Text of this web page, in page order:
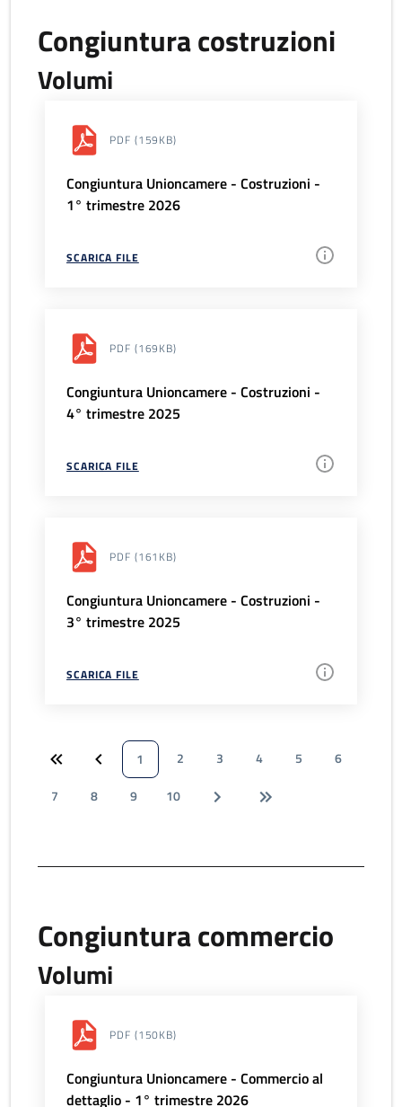
Congiuntura costruzioni
Volumi
PDF (159KB)
Congiuntura Unioncamere - Costruzioni -
1° trimestre 2026
SCARICA FILE
PDF (169KB)
Congiuntura Unioncamere - Costruzioni -
4° trimestre 2025
SCARICA FILE
PDF (161KB)
Congiuntura Unioncamere - Costruzioni -
3° trimestre 2025
SCARICA FILE
1 2 3 4 5
6
7
8 9 10
Congiuntura commercio
Volumi
PDF (150KB)
Congiuntura Unioncamere - Commercio al
dettaglio - 1° trimestre 2026